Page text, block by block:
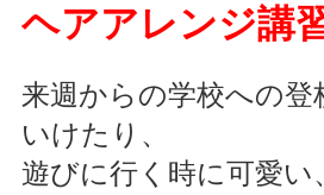
ヘアアレンジ講
来週からの学校への登
いけたり、
遊びに行く時に可愛い